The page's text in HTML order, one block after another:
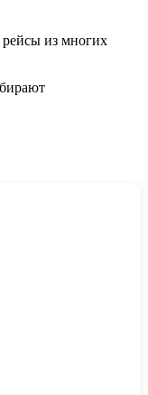
из многих